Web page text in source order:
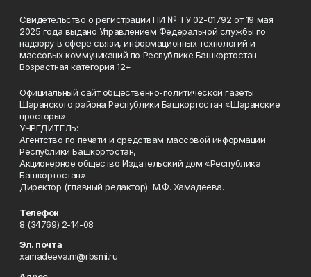
Свидетельство о регистрации ПИ № ТУ 02-01792 от 19 мая
2025 года выдано Управлением Федеральной службы по
надзору в сфере связи, информационных технологий и
массовых коммуникаций по Республике Башкортостан.
Возрастная категория 12+
Официальный сайт общественно-политической газеты
Шаранского района Республики Башкортостан «Шаранские
просторы»
УЧРЕДИТЕЛЬ:
Агентство по печати и средствам массовой информации
Республики Башкортостан,
Акционерное общество Издательский дом «Республика
Башкортостан».
Директор (главный редактор) М.Ф. Хамадеева.
Телефон
8 (34769) 2-14-08
Эл. почта
xamadeeva.m@rbsmi.ru